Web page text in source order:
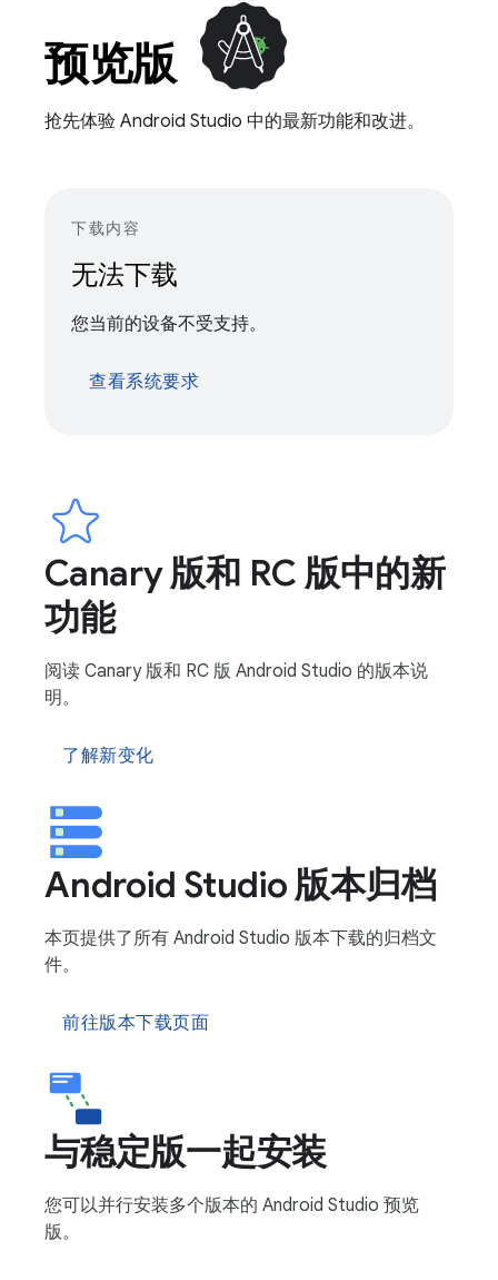
预览版
抢先体验 Android Studio 中的最新功能和改进。
下载内容
无法下载
您当前的设备不受支持。
查看系统要求
Canary 版和 RC 版中的新
功能
阅读 Canary 版和 RC 版 Android Studio 的版本说
明。
了解新变化
Android Studio 版本归档
本页提供了所有 Android Studio 版本下载的归档文
件。
前往版本下载页面
与稳定版一起安装
您可以并行安装多个版本的 Android Studio 预览
版。